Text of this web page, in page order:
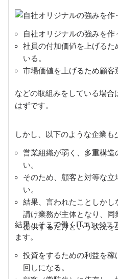
自社オリジナルの強みを作
社員の付加価値を上げるた
いる。
市場価値を上げるため顧客
などの取組みをしている場
はずです。
しかし、以下のような企業も
営業組織が弱く、多重構
い。
そのため、顧客と対等な
い。
結果、言われたことしか
請け業務が主体となり、
提供するだけという状況を
結果、そこで働くITエンジニ
ます。
投資をするための利益を
回しになる。